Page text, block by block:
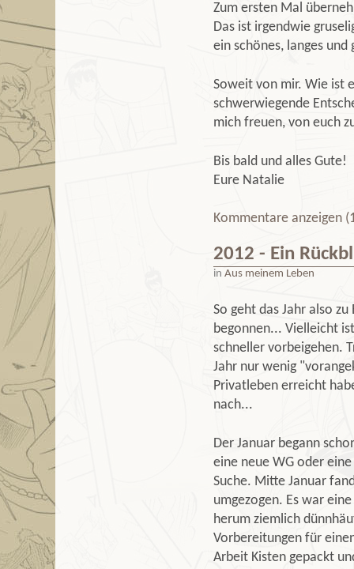
Zum ersten Mal
Das ist irgendwie
ein schönes, langes
Soweit von mir. Wie ist
schwerwiegende
mich freuen, von euch
Bis bald und alles Gute!
Eure Natalie
Kommentare anzeigen
2012 - Ein
in Aus meinem Leben
So geht das Jahr also
begonnen... Vielleicht
schneller vorbeigehen.
Jahr nur wenig
Privatleben erreicht
nach...
Der Januar begann
eine neue WG oder
Suche. Mitte Januar
umgezogen. Es war
herum ziemlich
Vorbereitungen für
Arbeit Kisten gepackt